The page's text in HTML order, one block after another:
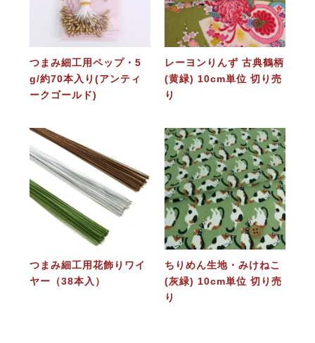
つまみ細工用ペップ・5
g/約70本入り(アンティ
ークゴールド)
レーヨンりんず 古典鶴柄
(黄緑) 10cm単位 切り売
り
つまみ細工用花飾りワイ
ヤー（38本入）
ちりめん生地・みけねこ
(灰緑) 10cm単位 切り売
り